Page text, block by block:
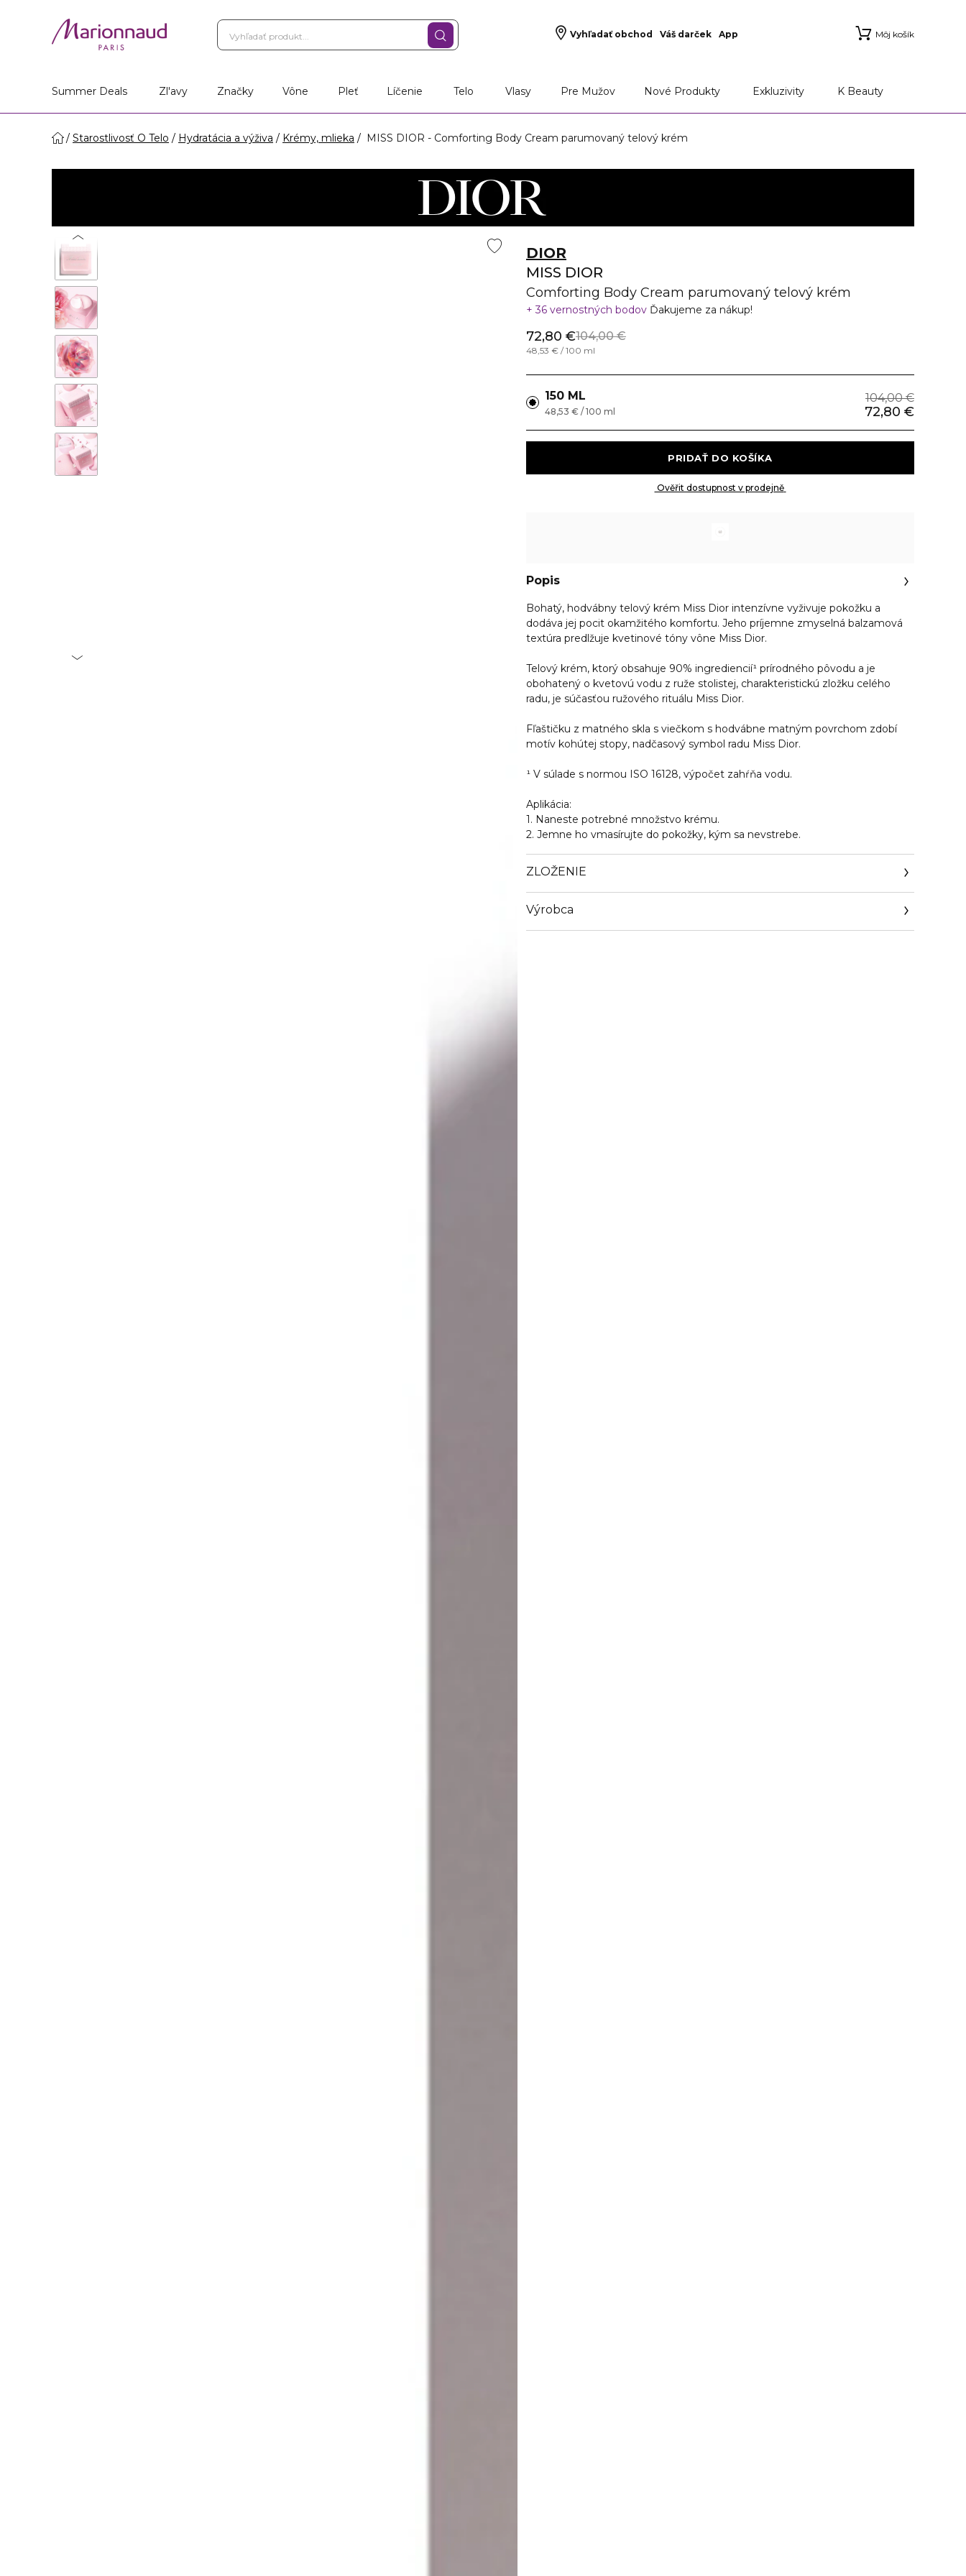
Vyhľadať obchod Váš darček App Môj košík
Summer Deals Zl'avy Značky Vône Pleť Líčenie Telo Vlasy Pre Mužov Nové Produkty Exkluzivity K Beauty
Starostlivosť O Telo Hydratácia a výživa Krémy, mlieka MISS DIOR - Comforting Body Cream parumovaný telový krém
DIOR
MISS DIOR
Comforting Body Cream parumovaný telový krém
36 vernostných bodov Ďakujeme za nákup!
72,80 €104,00 €
48,53 € / 100 ml
150 ML 104,00 €
72,80 €
48,53 € / 100 ml
Ověřit dostupnost v prodejně
Popis
Bohatý, hodvábny telový krém Miss Dior intenzívne vyživuje pokožku a
dodáva jej pocit okamžitého komfortu. Jeho príjemne zmyselná balzamová
textúra predlžuje kvetinové tóny vône Miss Dior.
Telový krém, ktorý obsahuje 90% ingrediencií¹ prírodného pôvodu a je
obohatený o kvetovú vodu z ruže stolistej, charakteristickú zložku celého
radu, je súčasťou ružového rituálu Miss Dior.
Fľaštičku z matného skla s viečkom s hodvábne matným povrchom zdobí
motív kohútej stopy, nadčasový symbol radu Miss Dior.
¹ V súlade s normou ISO 16128, výpočet zahŕňa vodu.
Aplikácia:
1. Naneste potrebné množstvo krému.
2. Jemne ho vmasírujte do pokožky, kým sa nevstrebe.
ZLOŽENIE
Výrobca